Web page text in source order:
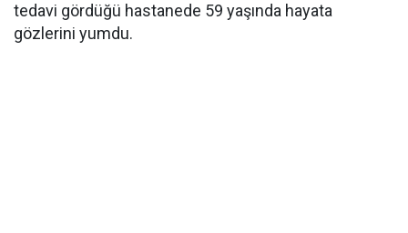
tedavi gördüğü hastanede 59 yaşında hayata
gözlerini yumdu.